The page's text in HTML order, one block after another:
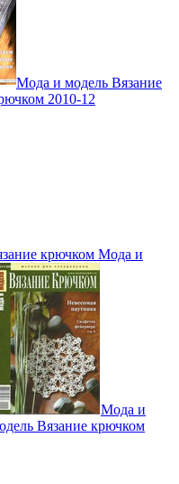
Мода и модель Вязание
2010-12
крючком Мода и
Мода и
Вязание крючком